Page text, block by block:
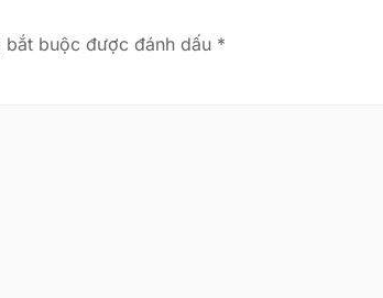
bắt buộc được đánh dấu *